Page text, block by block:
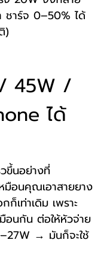
ชาร์จ 0–50% ได้
)
45W /
ได้
ขึ้นอย่างที่
มือนคุณเอาสายยาง
เท่าเดิม เพราะ
อนกัน ต่อให้หัวจ่าย
→ มันก็จะใช้